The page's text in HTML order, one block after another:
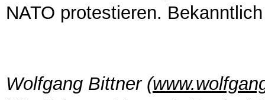
NATO protestieren.
Wolfgang Bittner (